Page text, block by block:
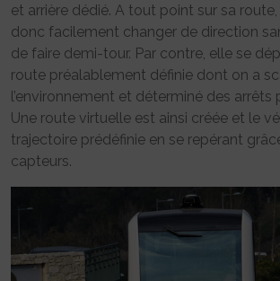
et arrière dédié. A tout point sur sa route,
donc facilement changer de direction
de faire demi-tour. Par contre, elle se
route préalablement définie dont on a
l’environnement et déterminé des arrêts
Une route virtuelle est ainsi créée et le
trajectoire prédéfinie en se repérant
capteurs.